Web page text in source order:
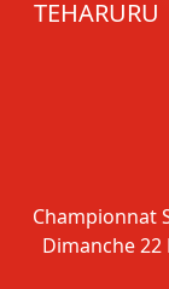
TEHARURU
Championnat
Dimanche 22